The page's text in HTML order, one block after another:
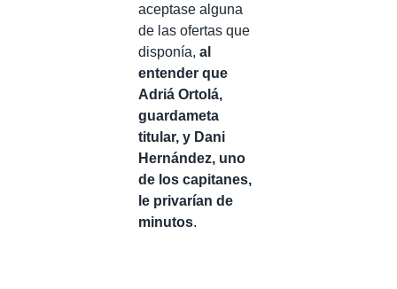
aceptase alguna
de las ofertas que
disponía, al
entender que
Adriá Ortolá,
guardameta
titular, y Dani
Hernández, uno
de los capitanes,
le privarían de
minutos.